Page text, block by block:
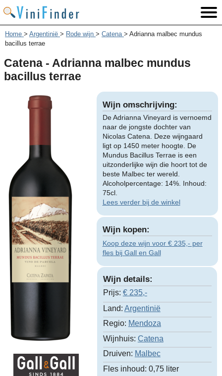
Home > Argentinië > Rode wijn > Catena > Adrianna malbec mundus
bacillus terrae
Catena - Adrianna malbec mundus
bacillus terrae
Wijn omschrijving:
De Adrianna Vineyard is vernoemd
naar de jongste dochter van
Nicolas Catena. Deze wijngaard
ligt op 1450 meter hoogte. De
Mundus Bacillus Terrae is een
uitzonderlijke wijn die hoort tot de
beste Malbec ter wereld.
Alcoholpercentage: 14%. Inhoud:
75cl.
Lees verder bij de winkel
Wijn kopen:
Koop deze wijn voor € 235,- per
fles bij Gall en Gall
Wijn details:
Prijs: € 235,-
Land: Argentinië
Regio: Mendoza
Wijnhuis: Catena
Druiven: Malbec
Fles inhoud: 0,75 liter